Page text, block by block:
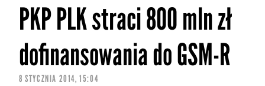
PKP PLK straci 800 mln zł
dofinansowania do GSM-R
8 STYCZNIA 2014, 15:04